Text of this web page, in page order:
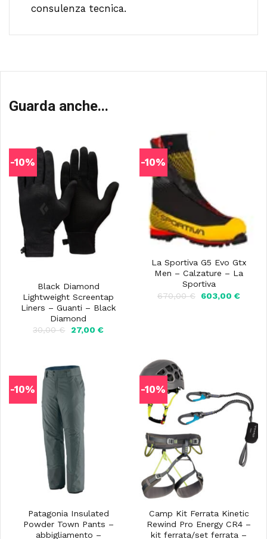
consulenza tecnica.
Guarda anche...
-10%
Black Diamond
Lightweight Screentap
Liners – Guanti – Black
Diamond
30,00€
Il
27,00 €Il
-10%
La Sportiva G5 Evo Gtx
Men – Calzature – La
Sportiva
670,00€
Il
603,00€Il
-10%
Patagonia Insulated
Powder Town Pants –
abbigliamento –
-10%
Camp Kit Ferrata Kinetic
Rewind Pro Energy CR4 –
kit ferrata/set ferrata –